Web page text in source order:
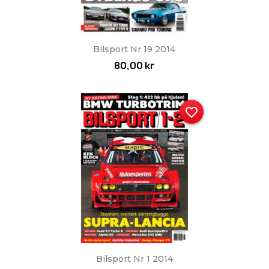
Snabbvy
Bilsport Nr 19 2014
80,00 kr
Snabbvy
Bilsport Nr 1 2014
favorite_border